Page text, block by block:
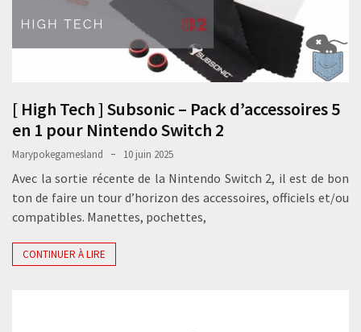
[ High Tech ] Subsonic – Pack d’accessoires 5
en 1 pour Nintendo Switch 2
Marypokegamesland 10 juin 2025
Avec la sortie récente de la Nintendo Switch 2, il est de bon
ton de faire un tour d’horizon des accessoires, officiels et/ou
compatibles. Manettes, pochettes,
CONTINUER À LIRE